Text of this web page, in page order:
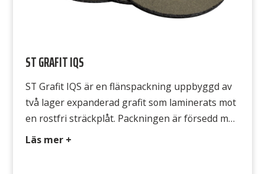
ST GRAFIT IQS
ST Grafit IQS är en flänspackning uppbyggd av
två lager expanderad grafit som laminerats mot
en rostfri sträckplåt. Packningen är försedd med
antisticker beläggning på bägge sidor, som gör
Läs mer +